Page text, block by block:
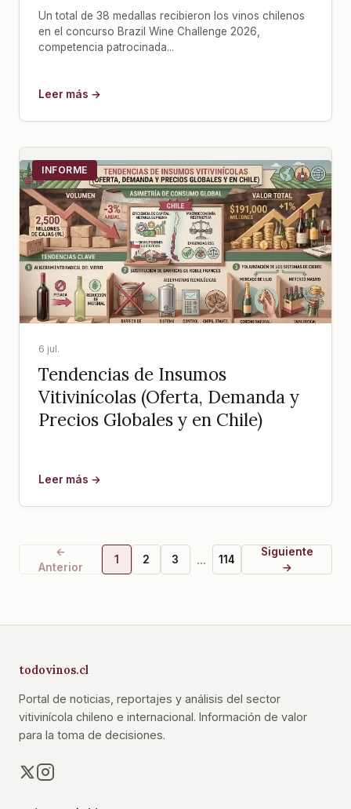
Un total de 38 medallas recibieron los vinos chilenos
en el concurso Brazil Wine Challenge 2026,
competencia patrocinada...
Leer más →
INFORME
6 jul.
Tendencias de Insumos
Vitivinícolas (Oferta, Demanda y
Precios Globales y en Chile)
Leer más →
←
Anterior
1 2 3 ... 114
Siguiente
→
todovinos.cl
Portal de noticias, reportajes y análisis del sector
vitivinícola chileno e internacional. Información de valor
para la toma de decisiones.